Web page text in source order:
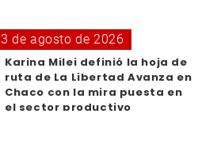
3 de agosto de 2026
Karina Milei definió la hoja de
ruta de La Libertad Avanza en
Chaco con la mira puesta en
el sector productivo